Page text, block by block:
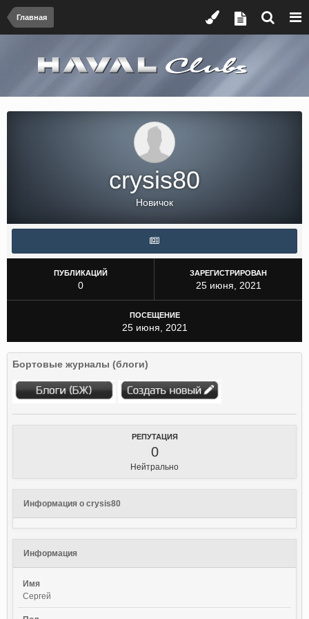
Главная
crysis80
Новичок
ПУБЛИКАЦИЙ
0
ЗАРЕГИСТРИРОВАН
25 июня, 2021
ПОСЕЩЕНИЕ
25 июня, 2021
Бортовые журналы (блоги)
РЕПУТАЦИЯ
0
Нейтрально
Информация о crysis80
Информация
Имя
Сергей